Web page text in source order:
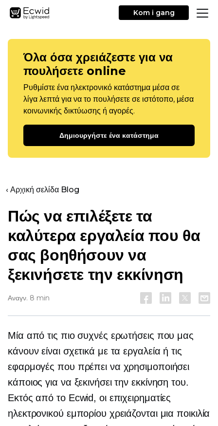
Kom i gang
Όλα όσα χρειάζεστε για να
πουλήσετε online
Ρυθμίστε ένα ηλεκτρονικό κατάστημα μέσα σε
λίγα λεπτά για να το πουλήσετε σε ιστότοπο, μέσα
κοινωνικής δικτύωσης ή αγορές.
Δημιουργήστε ένα κατάστημα
‹ Αρχική σελίδα Blog
Πώς να επιλέξετε τα
καλύτερα εργαλεία που θα
σας βοηθήσουν να
ξεκινήσετε την εκκίνηση
Αναγν. 8 min
Μία από τις πιο συχνές ερωτήσεις που μας
κάνουν είναι σχετικά με τα εργαλεία ή τις
εφαρμογές που πρέπει να χρησιμοποιήσει
κάποιος για να ξεκινήσει την εκκίνηση του.
Εκτός από το Ecwid, οι επιχειρηματίες
ηλεκτρονικού εμπορίου χρειάζονται μια ποικιλία